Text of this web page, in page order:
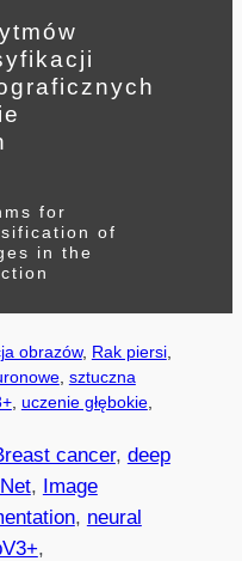
for
of
in the
obrazów, Rak piersi
, sztuczna
, uczenie głębokie
cancer, deep
, Image
, neural